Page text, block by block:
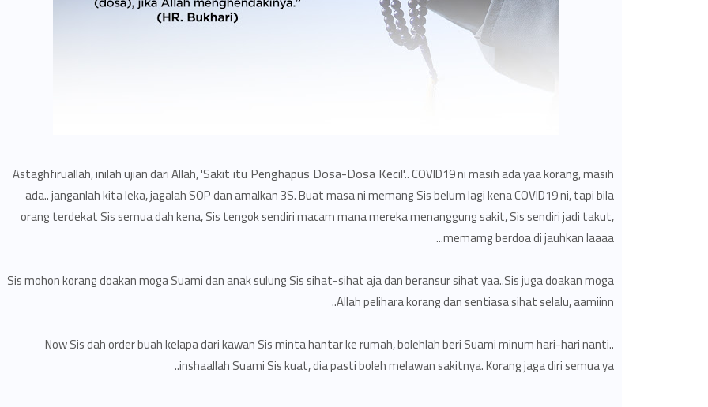
Astaghfiruallah, inilah ujian dari Allah, 'Sakit itu Penghapus Dosa-Dosa Kecil'.. COVID19 ni masih ada yaa korang, masih
ada.. janganlah kita leka, jagalah SOP dan amalkan 3S. Buat masa ni memang Sis belum lagi kena COVID19 ni, tapi bila
orang terdekat Sis semua dah kena, Sis tengok sendiri macam mana mereka menanggung sakit, Sis sendiri jadi takut,
memamg berdoa di jauhkan laaaa...
Sis mohon korang doakan moga Suami dan anak sulung Sis sihat-sihat aja dan beransur sihat yaa..Sis juga doakan moga
Allah pelihara korang dan sentiasa sihat selalu, aamiinn..
Now Sis dah order buah kelapa dari kawan Sis minta hantar ke rumah, bolehlah beri Suami minum hari-hari nanti..
inshaallah Suami Sis kuat, dia pasti boleh melawan sakitnya. Korang jaga diri semua ya..